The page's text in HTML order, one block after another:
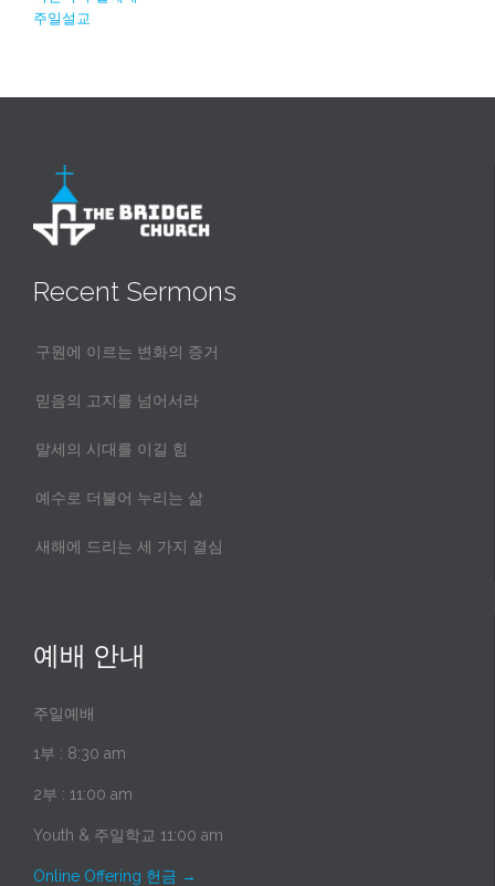
주일설교
Recent Sermons
구원에 이르는 변화의 증거
믿음의 고지를 넘어서라
말세의 시대를 이길 힘
예수로 더불어 누리는 삶
새해에 드리는 세 가지 결심
예배 안내
주일예배
1부 : 8:30 am
2부 : 11:00 am
Youth & 주일학교 11:00 am
Online Offering 헌금 →